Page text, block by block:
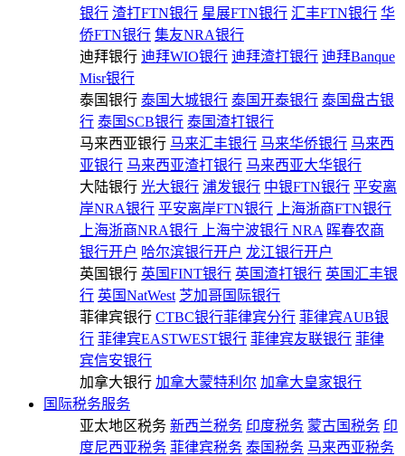
银行 渣打FTN银行 星展FTN银行 汇丰FTN银行 华
侨FTN银行 集友NRA银行
迪拜银行 迪拜WIO银行 迪拜渣打银行 迪拜Banque
Misr银行
泰国银行 泰国大城银行 泰国开泰银行 泰国盘古银
行 泰国SCB银行 泰国渣打银行
马来西亚银行 马来汇丰银行 马来华侨银行 马来西
亚银行 马来西亚渣打银行 马来西亚大华银行
大陆银行 光大银行 浦发银行 中银FTN银行 平安离
岸NRA银行 平安离岸FTN银行
上海浙商FTN银行
上海浙商NRA银行
上海宁波银行 NRA 晖春农商
银行开户 哈尔滨银行开户 龙江银行开户
英国银行 英国FINT银行 英国渣打银行 英国汇丰银
行 英国NatWest 芝加哥国际银行
菲律宾银行 CTBC银行菲律宾分行 菲律宾AUB银
行 菲律宾EASTWEST银行 菲律宾友联银行 菲律
宾信安银行
加拿大银行 加拿大蒙特利尔 加拿大皇家银行
国际税务服务
亚太地区税务 新西兰税务 印度税务 蒙古国税务 印
度尼西亚税务 菲律宾税务 泰国税务 马来西亚税务